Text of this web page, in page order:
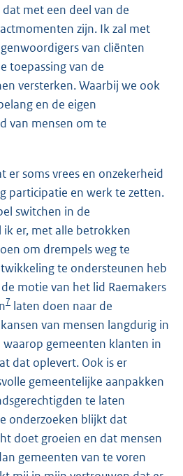
met een deel van de
zijn. Ik zal met
van cliënten
toepassing van de
versterken. Waarbij we ook
en de eigen
van mensen om te
er soms vrees en onzekerheid
participatie en werk te zetten.
switchen in de
er, met alle betrokken
om drempels weg te
te ondersteunen heb
motie van het lid Raemakers
7 laten doen naar de
van mensen langdurig in
waarop gemeenten klanten in
dat oplevert. Ook is er
gemeentelijke aanpakken
te laten
onderzoeken blijkt dat
doet groeien en dat mensen
gemeenten van te voren